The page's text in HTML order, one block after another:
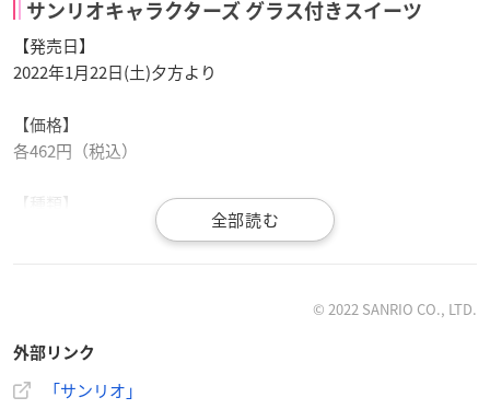
サンリオキャラクターズ グラス付きスイーツ
【発売日】
2022年1月22日(土)夕方より
【価格】
各462円（税込）
【種類】
全国のミニストップで1/22（土）夕方から、グラス付きス
© 2022 SANRIO CO., LTD.
外部リンク
「サンリオ」